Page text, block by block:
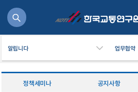
알립니다 업무협약
정책세미나 공지사항